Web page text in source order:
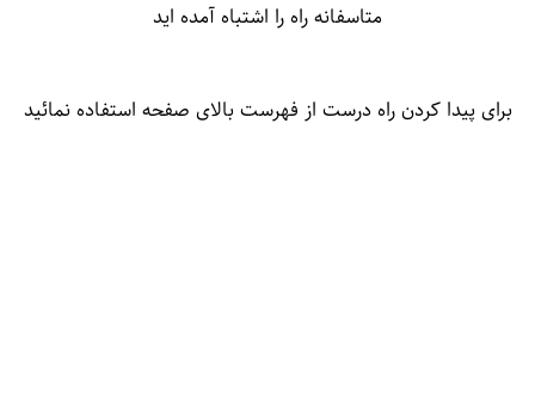
متاسفانه راه را اشتباه آمده اید
برای پیدا کردن راه درست از فهرست بالای صفحه استفاده نمائید